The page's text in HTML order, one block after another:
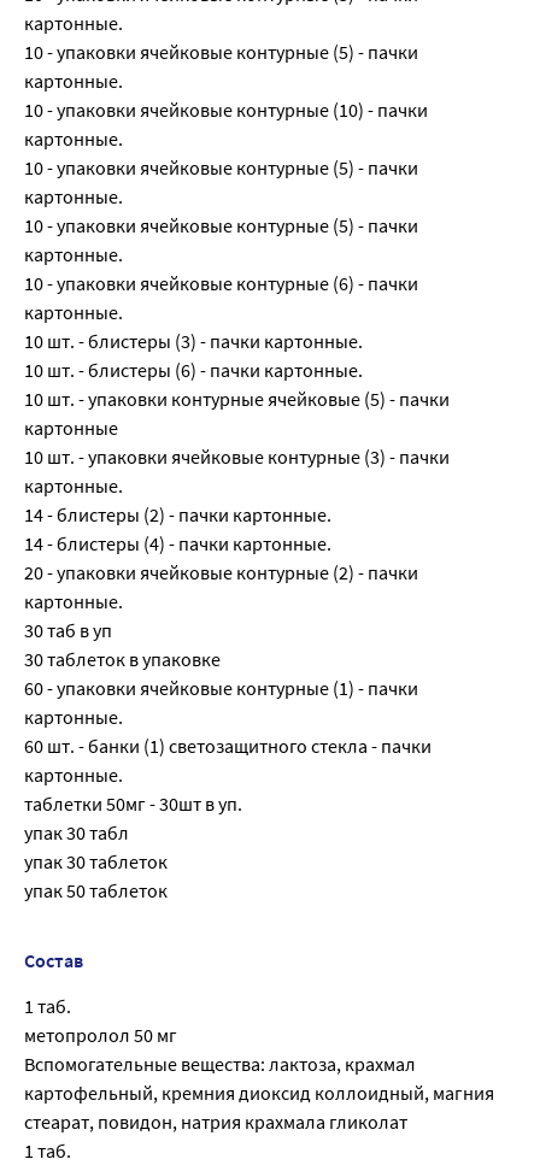
картонные.
10 - упаковки ячейковые контурные (5) - пачки
картонные.
10 - упаковки ячейковые контурные (10) - пачки
картонные.
10 - упаковки ячейковые контурные (5) - пачки
картонные.
10 - упаковки ячейковые контурные (5) - пачки
картонные.
10 - упаковки ячейковые контурные (6) - пачки
картонные.
10 шт. - блистеры (3) - пачки картонные.
10 шт. - блистеры (6) - пачки картонные.
10 шт. - упаковки контурные ячейковые (5) - пачки
картонные
10 шт. - упаковки ячейковые контурные (3) - пачки
картонные.
14 - блистеры (2) - пачки картонные.
14 - блистеры (4) - пачки картонные.
20 - упаковки ячейковые контурные (2) - пачки
картонные.
30 таб в уп
30 таблеток в упаковке
60 - упаковки ячейковые контурные (1) - пачки
картонные.
60 шт. - банки (1) светозащитного стекла - пачки
картонные.
таблетки 50мг - 30шт в уп.
упак 30 табл
упак 30 таблеток
упак 50 таблеток
Состав
1 таб.
метопролол 50 мг
Вспомогательные вещества: лактоза, крахмал
картофельный, кремния диоксид коллоидный, магния
стеарат, повидон, натрия крахмала гликолат
1 таб.